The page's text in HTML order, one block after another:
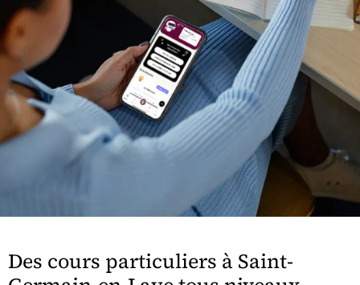
Des cours particuliers à Saint-